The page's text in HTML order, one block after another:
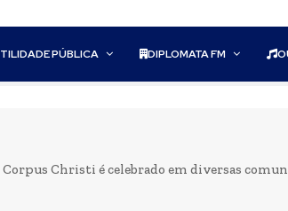
PÚBLICA DIPLOMATA FM
Corpus Christi é celebrado em diversas